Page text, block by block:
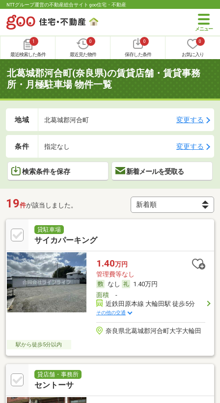
NTTグループ運営の不動産総合サイト goo住宅・不動産
1
最近検索した条件
0
最近見た物件
0
保存した条件
0
お気に入り
北葛城郡河合町(奈良県)の賃貸店舗・賃貸事務
所・月極駐車場 物件一覧
地域 北葛城郡河合町 変更する
条件 指定なし 変更する
検索条件を保存 新着メールを受取る
19件が該当しました。
貸駐車場
サイカパーキング
1.40万円
管理費等なし
なし
1.40万円
面積-
近鉄田原本線 大輪田駅 徒歩5分
その他の交通
奈良県北葛城郡河合町大字大輪田
駅から徒歩5分以内
貸店舗・事務所
セントーサ